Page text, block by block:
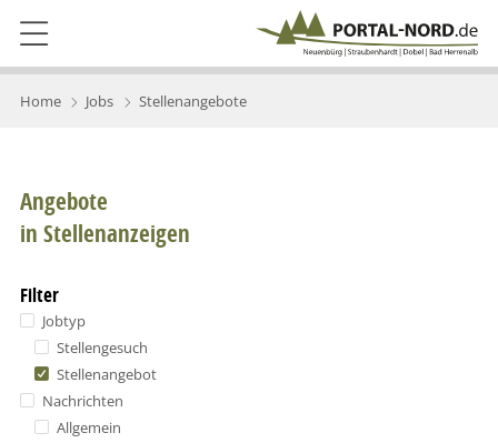
Home Jobs Stellenangebote
Angebote
in Stellenanzeigen
Filter
Jobtyp
Stellengesuch
Stellenangebot
Nachrichten
Allgemein